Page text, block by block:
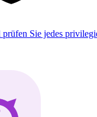
prüfen Sie jedes